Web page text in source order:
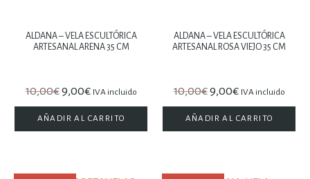
ALDANA – VELA ESCULTÓRICA
ARTESANAL ARENA 35 CM
10,00€9,00€ IVA incluido
AÑADIR AL CARRITO
ALDANA – VELA ESCULTÓRICA
ARTESANAL ROSA VIEJO 35 CM
10,00€9,00€ IVA incluido
AÑADIR AL CARRITO